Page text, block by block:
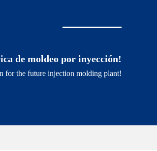
de moldeo por inyección!
for the future injection molding plant!